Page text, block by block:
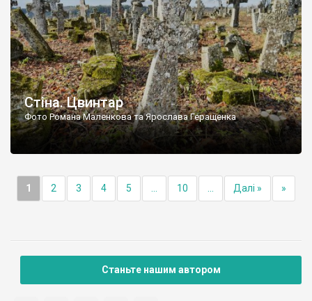
Стіна. Цвинтар
Фото Романа Маленкова та Ярослава Геращенка
1 2 3 4 5 10 Далі » »
Станьте нашим автором